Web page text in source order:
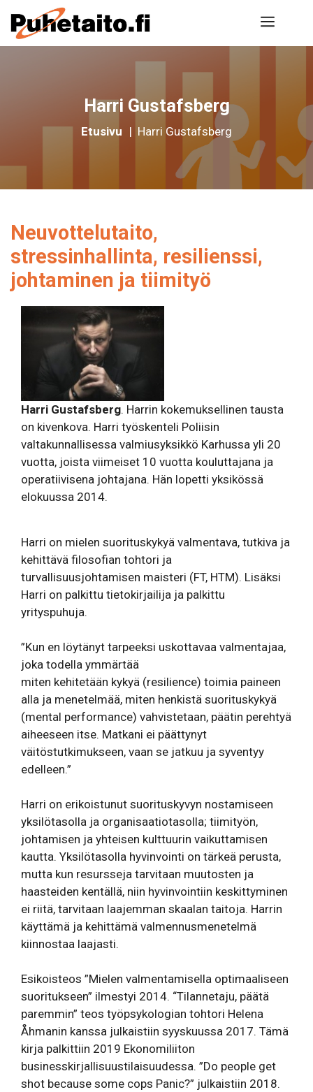
sisältöön
Harri Gustafsberg
Etusivu | Harri Gustafsberg
Neuvottelutaito,
stressinhallinta, resilienssi,
johtaminen ja tiimityö
Harri Gustafsberg. Harrin kokemuksellinen tausta
on kivenkova. Harri työskenteli Poliisin
valtakunnallisessa valmiusyksikkö Karhussa yli 20
vuotta, joista viimeiset 10 vuotta kouluttajana ja
operatiivisena johtajana. Hän lopetti yksikössä
elokuussa 2014.
Harri on mielen suorituskykyä valmentava, tutkiva ja
kehittävä filosofian tohtori ja
turvallisuusjohtamisen maisteri (FT, HTM). Lisäksi
Harri on palkittu tietokirjailija ja palkittu
yrityspuhuja.
”Kun en löytänyt tarpeeksi uskottavaa valmentajaa,
joka todella ymmärtää
miten kehitetään kykyä (resilience) toimia paineen
alla ja menetelmää, miten henkistä suorituskykyä
(mental performance) vahvistetaan, päätin perehtyä
aiheeseen itse. Matkani ei päättynyt
väitöstutkimukseen, vaan se jatkuu ja syventyy
edelleen.”
Harri on erikoistunut suorituskyvyn nostamiseen
yksilötasolla ja organisaatiotasolla; tiimityön,
johtamisen ja yhteisen kulttuurin vaikuttamisen
kautta. Yksilötasolla hyvinvointi on tärkeä perusta,
mutta kun resursseja tarvitaan muutosten ja
haasteiden kentällä, niin hyvinvointiin keskittyminen
ei riitä, tarvitaan laajemman skaalan taitoja. Harrin
käyttämä ja kehittämä valmennusmenetelmä
kiinnostaa laajasti.
Esikoisteos ”Mielen valmentamisella optimaaliseen
suoritukseen” ilmestyi 2014. “Tilannetaju, päätä
paremmin” teos työpsykologian tohtori Helena
Åhmanin kanssa julkaistiin syyskuussa 2017. Tämä
kirja palkittiin 2019 Ekonomiliiton
businesskirjallisuustilaisuudessa. ”Do people get
shot because some cops Panic?” julkaistiin 2018.